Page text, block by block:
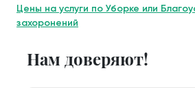
Цены на услуги по Уборке или
захоронений
Нам доверяют!